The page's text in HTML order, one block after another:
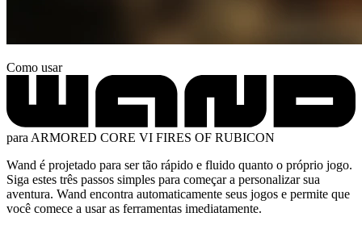
Como usar
para ARMORED CORE VI FIRES OF RUBICON
Wand é projetado para ser tão rápido e fluido quanto o próprio jogo.
Siga estes três passos simples para começar a personalizar sua
aventura. Wand encontra automaticamente seus jogos e permite que
você comece a usar as ferramentas imediatamente.